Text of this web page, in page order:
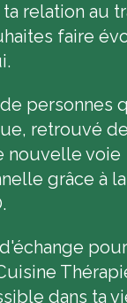
relation au
faire
personnes
retrouvé de
nouvelle voie
grâce à
dans ta